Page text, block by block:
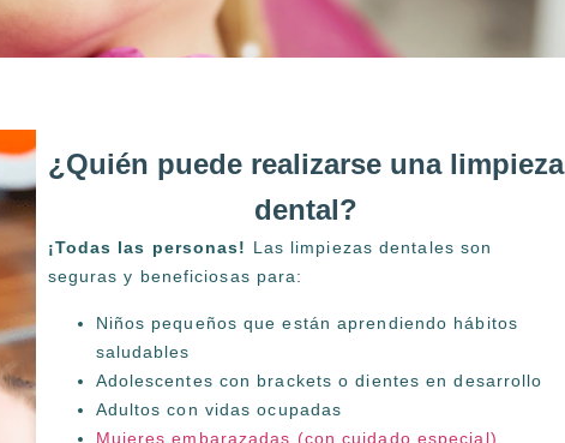
¿Quién puede realizarse una limpieza
dental?
¡Todas las personas! Las limpiezas dentales son
seguras y beneficiosas para:
Niños pequeños que están aprendiendo hábitos
saludables
Adolescentes con brackets o dientes en desarrollo
Adultos con vidas ocupadas
Mujeres embarazadas (con cuidado especial)